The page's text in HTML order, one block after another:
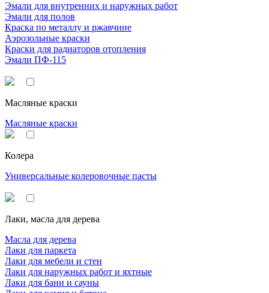
Эмали для внутренних и наружных работ
Эмали для полов
Краска по металлу и ржавчине
Аэрозольные краски
Краски для радиаторов отопления
Эмали ПФ-115
Масляные краски
Масляные краски
Колера
Универсальные колеровочные пасты
Лаки, масла для дерева
Масла для дерева
Лаки для паркета
Лаки для мебели и стен
Лаки для наружных работ и яхтные
Лаки для бани и сауны